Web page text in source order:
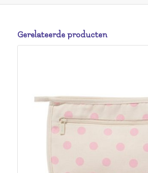
Gerelateerde producten